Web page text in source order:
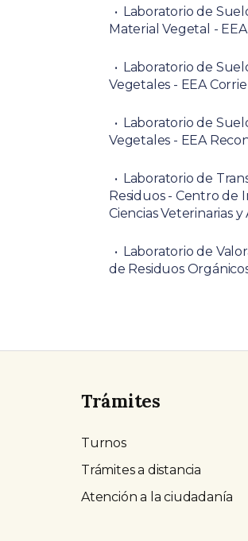
Laboratorio de
Material Vegetal -
Laboratorio de
Vegetales - EEA
Laboratorio de
Vegetales - EEA
Laboratorio de
Residuos - Centro de
Ciencias Veterinarias
Laboratorio de
de Residuos
Trámites
Turnos
Trámites a distancia
Atención a la ciudadanía